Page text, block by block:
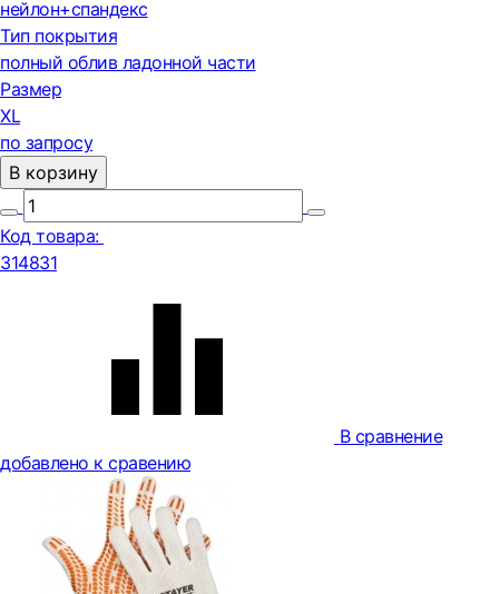
нейлон+спандекс
Тип покрытия
полный облив ладонной части
Размер
XL
по запросу
В корзину
Код товара:
314831
В сравнение
добавлено к сравению